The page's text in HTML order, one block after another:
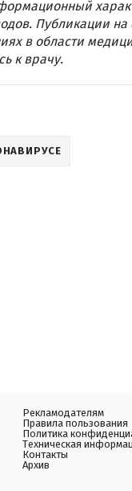
Публикации
в области
к врачу.
Рекламодателям
Правила пользования
Политика
Техническая
Контакты
Архив